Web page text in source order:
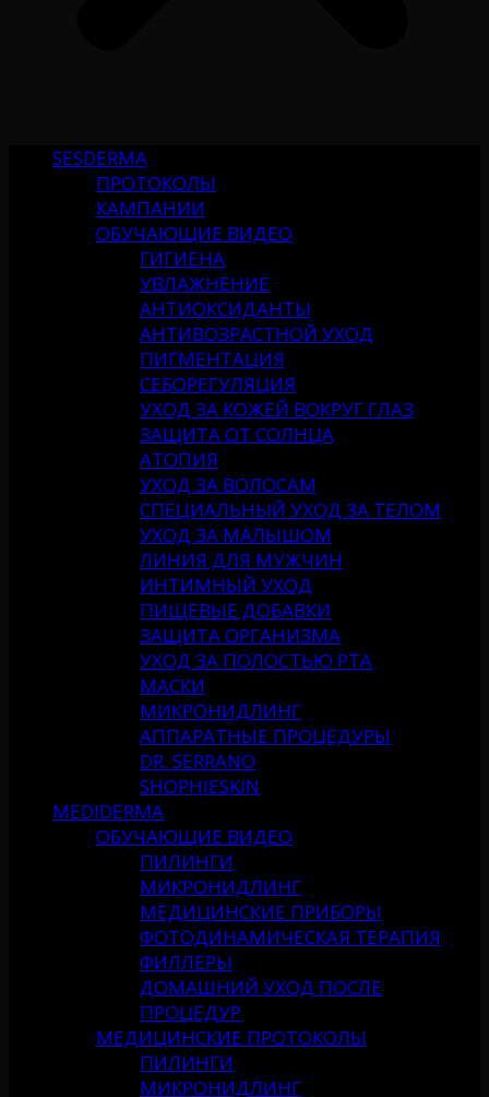
SESDERMA
ПРОТОКОЛЫ
КАМПАНИИ
ОБУЧАЮЩИЕ ВИДЕО
ГИГИЕНА
УВЛАЖНЕНИЕ
АНТИОКСИДАНТЫ
АНТИВОЗРАСТНОЙ УХОД
ПИГМЕНТАЦИЯ
СЕБОРЕГУЛЯЦИЯ
УХОД ЗА КОЖЕЙ ВОКРУГ ГЛАЗ
ЗАЩИТА ОТ СОЛНЦА
АТОПИЯ
УХОД ЗА ВОЛОСАМ
СПЕЦИАЛЬНЫЙ УХОД ЗА ТЕЛОМ
УХОД ЗА МАЛЫШОМ
ЛИНИЯ ДЛЯ МУЖЧИН
ИНТИМНЫЙ УХОД
ПИЩЕВЫЕ ДОБАВКИ
ЗАЩИТА ОРГАНИЗМА
УХОД ЗА ПОЛОСТЬЮ РТА
МАСКИ
МИКРОНИДЛИНГ
АППАРАТНЫЕ ПРОЦЕДУРЫ
DR. SERRANO
SHOPHIESKIN
MEDIDERMA
ОБУЧАЮЩИЕ ВИДЕО
ПИЛИНГИ
МИКРОНИДЛИНГ
МЕДИЦИНСКИЕ ПРИБОРЫ
ФОТОДИНАМИЧЕСКАЯ ТЕРАПИЯ
ФИЛЛЕРЫ
ДОМАШНИЙ УХОД ПОСЛЕ
ПРОЦЕДУР
МЕДИЦИНСКИЕ ПРОТОКОЛЫ
ПИЛИНГИ
МИКРОНИДЛИНГ